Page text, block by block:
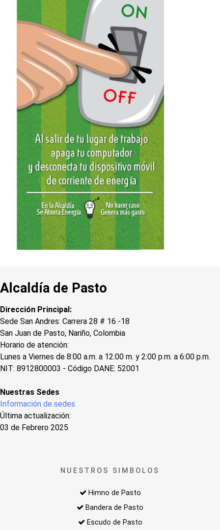
Alcaldía de Pasto
Dirección Principal:
Sede San Andres: Carrera 28 # 16 -18
San Juan de Pasto, Nariño, Colombia
Horario de atención:
Lunes a Viernes de 8:00 a.m. a 12:00 m. y 2:00 p.m. a 6:00 p.m.
NIT: 8912800003 - Código DANE: 52001
Nuestras Sedes
Información de sedes
Última actualización:
03 de Febrero 2025
NUESTROS SIMBOLOS
Himno de Pasto
Bandera de Pasto
Escudo de Pasto